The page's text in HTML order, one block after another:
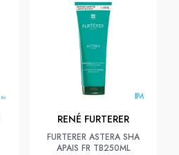
RENÉ FURTERER
FURTERER ASTERA SHA
APAIS FR TB250ML